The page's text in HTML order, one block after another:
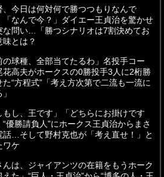
、今日は何対何で勝つつもりなんで
「なんで今？」ダイエー王貞治を驚かせ
な問い…「勝つシナリオは7割決めてお
味とは？
の球種、全部当てたるわ」名投手コー
花高夫がホークスの0勝投手3人に2桁勝
た“方程式”「考え方次第で二流も一流に
もし、王です」「どちらにお掛けです
“優勝請負人”にホークス王貞治からまさ
話…そして野村克也が「考え直せ！」と
ワケ
んは、ジャイアンツの在籍をもうホーク